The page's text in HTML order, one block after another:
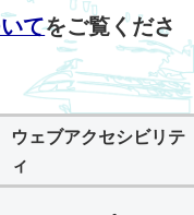
てをご覧くださ
ウェブアクセシビリテ
ィ